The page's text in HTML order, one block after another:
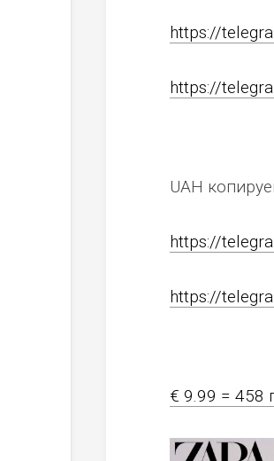
https://
https://
UAH
https://
https://
€ 9.99 = 458